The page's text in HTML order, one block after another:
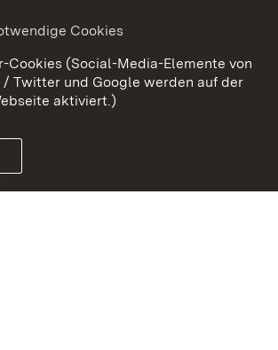
Impressum
Cookies
Cookies (Social-Media-Elemente von
/ Twitter und Google werden auf der
aktiviert.)